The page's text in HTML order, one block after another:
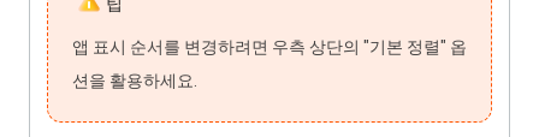
앱 표시 순서를 변경하려면 우측 상단의 "기본 정렬" 옵
션을 활용하세요.